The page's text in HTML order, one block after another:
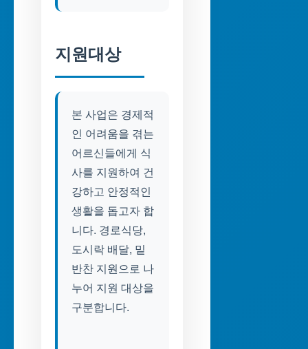
지원대상
본 사업은 경제적
인 어려움을 겪는
어르신들에게 식
사를 지원하여 건
강하고 안정적인
생활을 돕고자 합
니다. 경로식당,
도시락 배달, 밑
반찬 지원으로 나
누어 지원 대상을
구분합니다.